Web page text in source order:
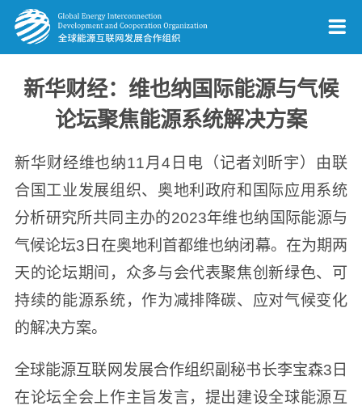
新华财经：维也纳国际能源与气候
论坛聚焦能源系统解决方案
新华财经维也纳11月4日电（记者刘昕宇）由联
合国工业发展组织、奥地利政府和国际应用系统
分析研究所共同主办的2023年维也纳国际能源与
气候论坛3日在奥地利首都维也纳闭幕。在为期两
天的论坛期间，众多与会代表聚焦创新绿色、可
持续的能源系统，作为减排降碳、应对气候变化
的解决方案。
全球能源互联网发展合作组织副秘书长李宝森3日
在论坛全会上作主旨发言，提出建设全球能源互